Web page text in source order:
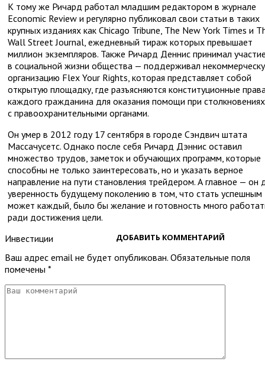
К тому же Ричард работал младшим редактором в журнале
Economic Review и регулярно публиковал свои статьи в таких
крупных изданиях как Chicago Tribune, The New York Times и
Wall Street Journal, ежедневный тираж которых превышает
миллион экземпляров. Также Ричард Деннис принимал
в социальной жизни общества — поддерживал
организацию Flex Your Rights, которая представляет собой
открытую площадку, где разъясняются конституционные
каждого гражданина для оказания помощи при столкновениях
с правоохранительными органами.
Он умер в 2012 году 17 сентября в городе Сэндвич штата
Массачусетс. Однако после себя Ричард Дэннис оставил
множество трудов, заметок и обучающих программ, которые
способны не только заинтересовать, но и указать верное
направление на пути становления трейдером. А главное — он
уверенность будущему поколению в том, что стать успешным
может каждый, было бы желание и готовность много
ради достижения цели.
Инвестиции
ДОБАВИТЬ КОММЕНТАРИЙ
Ваш адрес email не будет опубликован. Обязательные поля
помечены *